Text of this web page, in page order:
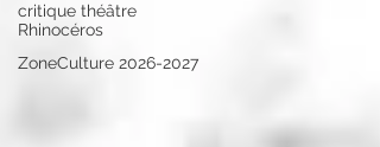
critique théâtre
Rhinocéros
ZoneCulture 2026-2027